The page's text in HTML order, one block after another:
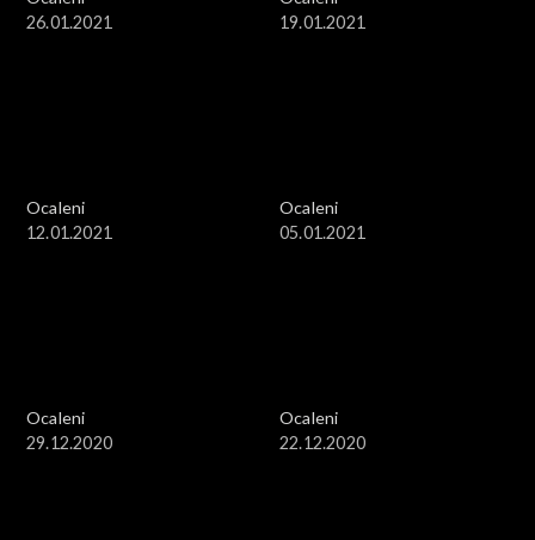
26.01.2021
19.01.2021
Ocaleni
12.01.2021
Ocaleni
05.01.2021
Ocaleni
29.12.2020
Ocaleni
22.12.2020